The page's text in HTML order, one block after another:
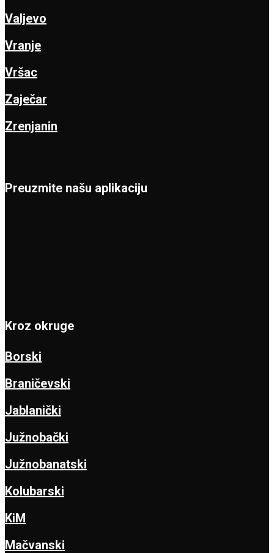
Valjevo
Vranje
Vršac
Zaječar
Zrenjanin
Preuzmite našu aplikaciju
Kroz okruge
Borski
Braničevski
Jablanički
Južnobački
Južnobanatski
Kolubarski
KiM
Mačvanski